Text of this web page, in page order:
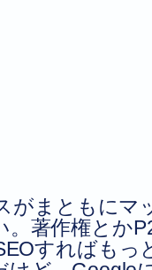
がまともにマ
。著作権とか
すればもっ